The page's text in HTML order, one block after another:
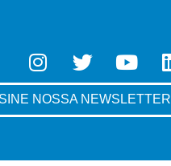
NOSSA NEWSLETTER